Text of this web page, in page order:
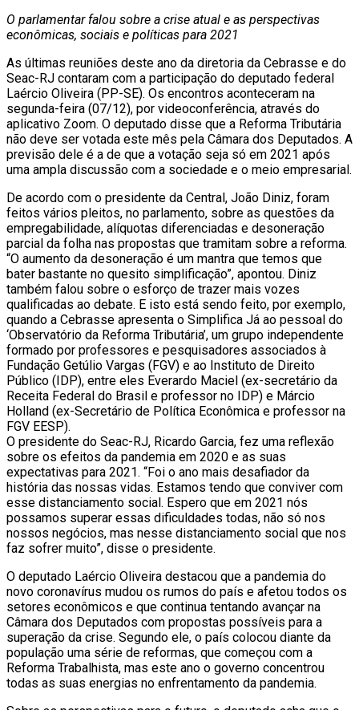
O parlamentar falou sobre a crise atual e as perspectivas
econômicas, sociais e políticas para 2021
As últimas reuniões deste ano da diretoria da Cebrasse e do
Seac-RJ contaram com a participação do deputado federal
Laércio Oliveira (PP-SE). Os encontros aconteceram na
segunda-feira (07/12), por videoconferência, através do
aplicativo Zoom. O deputado disse que a Reforma Tributária
não deve ser votada este mês pela Câmara dos Deputados. A
previsão dele é a de que a votação seja só em 2021 após
uma ampla discussão com a sociedade e o meio empresarial.
De acordo com o presidente da Central, João Diniz, foram
feitos vários pleitos, no parlamento, sobre as questões da
empregabilidade, alíquotas diferenciadas e desoneração
parcial da folha nas propostas que tramitam sobre a reforma.
“O aumento da desoneração é um mantra que temos que
bater bastante no quesito simplificação”, apontou. Diniz
também falou sobre o esforço de trazer mais vozes
qualificadas ao debate. E isto está sendo feito, por exemplo,
quando a Cebrasse apresenta o Simplifica Já ao pessoal do
‘Observatório da Reforma Tributária’, um grupo independente
formado por professores e pesquisadores associados à
Fundação Getúlio Vargas (FGV) e ao Instituto de Direito
Público (IDP), entre eles Everardo Maciel (ex-secretário da
Receita Federal do Brasil e professor no IDP) e Márcio
Holland (ex-Secretário de Política Econômica e professor na
FGV EESP).
O presidente do Seac-RJ, Ricardo Garcia, fez uma reflexão
sobre os efeitos da pandemia em 2020 e as suas
expectativas para 2021. “Foi o ano mais desafiador da
história das nossas vidas. Estamos tendo que conviver com
esse distanciamento social. Espero que em 2021 nós
possamos superar essas dificuldades todas, não só nos
nossos negócios, mas nesse distanciamento social que nos
faz sofrer muito”, disse o presidente.
O deputado Laércio Oliveira destacou que a pandemia do
novo coronavírus mudou os rumos do país e afetou todos os
setores econômicos e que continua tentando avançar na
Câmara dos Deputados com propostas possíveis para a
superação da crise. Segundo ele, o país colocou diante da
população uma série de reformas, que começou com a
Reforma Trabalhista, mas este ano o governo concentrou
todas as suas energias no enfrentamento da pandemia.